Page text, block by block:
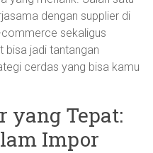
dengan supplier di
commerce sekaligus
bisa jadi tantangan
cerdas yang bisa kamu
yang Tepat:
Impor